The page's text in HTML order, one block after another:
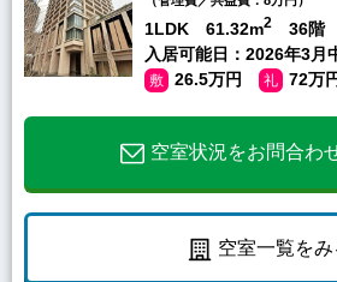
1LDK 61.32m2
36階
入居可能日：2026年3月
敷 26.5万円 礼 72万
空室状況をお問合わ
空室一覧をみ